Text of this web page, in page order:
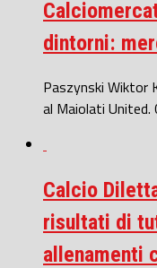
dintorni:
Paszynski Wiktor
al Maiolati United.
Calcio
risultati di
allenamenti